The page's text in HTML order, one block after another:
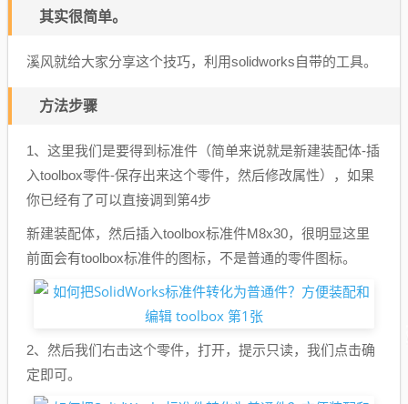
其实很简单。
溪风就给大家分享这个技巧，利用solidworks自带的工具。
方法步骤
1、这里我们是要得到标准件（简单来说就是新建装配体-插
入toolbox零件-保存出来这个零件，然后修改属性），如果
你已经有了可以直接调到第4步
新建装配体，然后插入toolbox标准件M8x30，很明显这里
前面会有toolbox标准件的图标，不是普通的零件图标。
2、然后我们右击这个零件，打开，提示只读，我们点击确
定即可。